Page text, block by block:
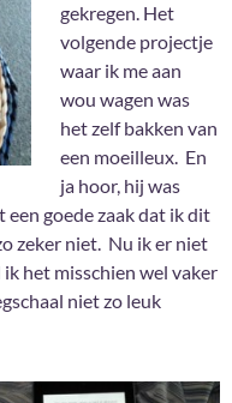
gekregen. Het
volgende projectje
waar ik me aan
wou wagen was
het zelf bakken van
een moeilleux. En
ja hoor, hij was
goede zaak dat ik dit
zeker niet. Nu ik er niet
het misschien wel vaker
niet zo leuk